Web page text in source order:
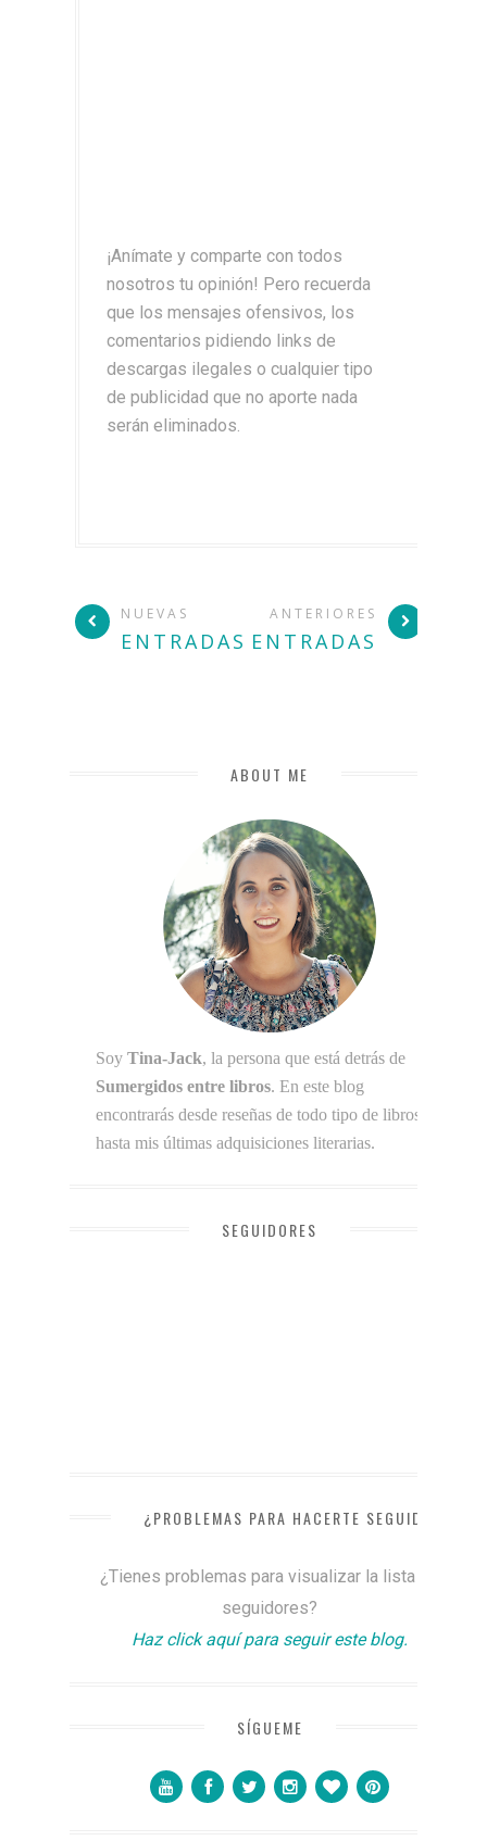
¡Anímate y comparte con todos
nosotros tu opinión! Pero recuerda
que los mensajes ofensivos, los
comentarios pidiendo links de
descargas ilegales o cualquier tipo
de publicidad que no aporte nada
serán eliminados.
NUEVAS
ENTRADAS
ANTERIORES
ENTRADAS
ABOUT ME
Soy Tina-Jack, la persona que está detrás de
Sumergidos entre libros. En este blog
encontrarás desde reseñas de todo tipo de libros
hasta mis últimas adquisiciones literarias.
SEGUIDORES
¿PROBLEMAS PARA HACERTE SEGUIDOR?
¿Tienes problemas para visualizar la lista de
seguidores?
Haz click aquí para seguir este blog.
SÍGUEME